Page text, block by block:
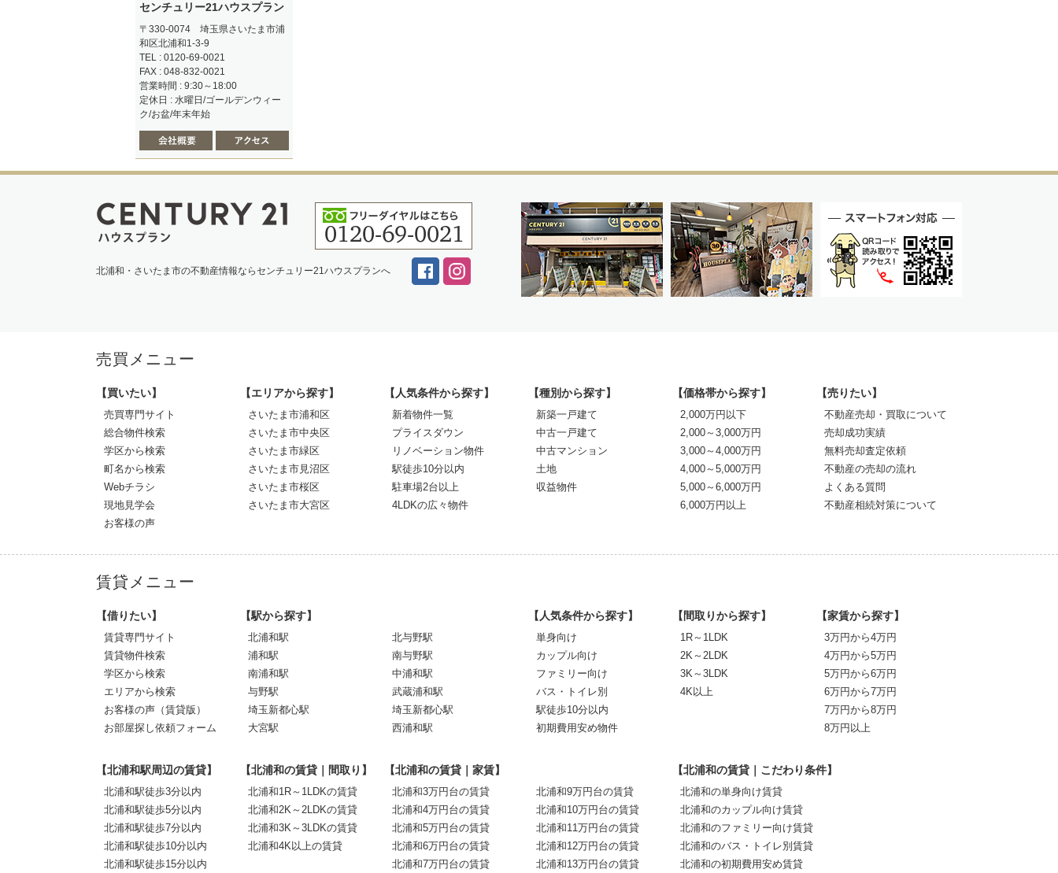
センチュリー21ハウスプラン
〒330-0074 埼玉県さいたま市浦
和区北浦和1-3-9
TEL : 0120-69-0021
FAX : 048-832-0021
営業時間 : 9:30～18:00
定休日 : 水曜日/ゴールデンウィー
ク/お盆/年末年始
北浦和・さいたま市の不動産情報ならセンチュリー21ハウスプランへ
売買メニュー
【買いたい】
売買専門サイト
総合物件検索
学区から検索
町名から検索
Webチラシ
現地見学会
お客様の声
【エリアから探す】
さいたま市浦和区
さいたま市中央区
さいたま市緑区
さいたま市見沼区
さいたま市桜区
さいたま市大宮区
【人気条件から探す】
新着物件一覧
プライスダウン
リノベーション物件
駅徒歩10分以内
駐車場2台以上
4LDKの広々物件
【種別から探す】
新築一戸建て
中古一戸建て
中古マンション
土地
収益物件
【価格帯から探す】
2,000万円以下
2,000～3,000万円
3,000～4,000万円
4,000～5,000万円
5,000～6,000万円
6,000万円以上
【売りたい】
不動産売却・買取について
売却成功実績
無料売却査定依頼
不動産の売却の流れ
よくある質問
不動産相続対策について
賃貸メニュー
【借りたい】
賃貸専門サイト
賃貸物件検索
学区から検索
エリアから検索
お客様の声（賃貸版）
お部屋探し依頼フォーム
【駅から探す】
北浦和駅
浦和駅
南浦和駅
与野駅
埼玉新都心駅
大宮駅
北与野駅
南与野駅
中浦和駅
武蔵浦和駅
埼玉新都心駅
西浦和駅
【人気条件から探す】
単身向け
カップル向け
ファミリー向け
バス・トイレ別
駅徒歩10分以内
初期費用安め物件
【間取りから探す】
1R～1LDK
2K～2LDK
3K～3LDK
4K以上
【家賃から探す】
3万円から4万円
4万円から5万円
5万円から6万円
6万円から7万円
7万円から8万円
8万円以上
【北浦和駅周辺の賃貸】
北浦和駅徒歩3分以内
北浦和駅徒歩5分以内
北浦和駅徒歩7分以内
北浦和駅徒歩10分以内
北浦和駅徒歩15分以内
【北浦和の賃貸｜間取り】
北浦和1R～1LDKの賃貸
北浦和2K～2LDKの賃貸
北浦和3K～3LDKの賃貸
北浦和4K以上の賃貸
【北浦和の賃貸｜家賃】
北浦和3万円台の賃貸
北浦和4万円台の賃貸
北浦和5万円台の賃貸
北浦和6万円台の賃貸
北浦和7万円台の賃貸
北浦和9万円台の賃貸
北浦和10万円台の賃貸
北浦和11万円台の賃貸
北浦和12万円台の賃貸
北浦和13万円台の賃貸
【北浦和の賃貸｜こだわり条件】
北浦和の単身向け賃貸
北浦和のカップル向け賃貸
北浦和のファミリー向け賃貸
北浦和のバス・トイレ別賃貸
北浦和の初期費用安め賃貸